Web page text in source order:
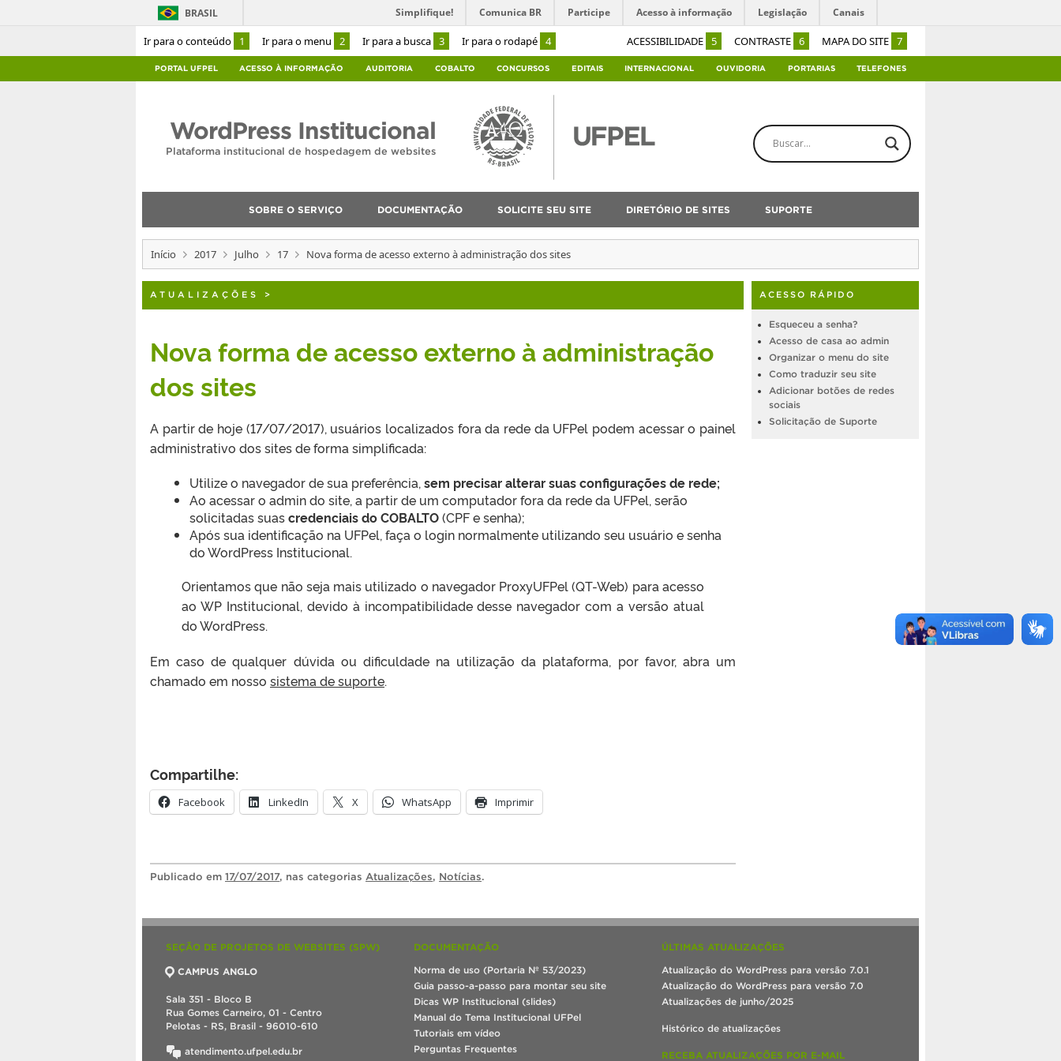
Ir para o conteúdo 1 Ir para o menu 2 Ir para a busca 3 Ir para o rodapé 4 ACESSIBILIDADE 5 CONTRASTE 6 MAPA DO SITE 7
BRASIL Simplifique! Comunica BR Participe Acesso à informação Legislação Canais
PORTAL UFPEL ACESSO À INFORMAÇÃO AUDITORIA COBALTO CONCURSOS EDITAIS INTERNACIONAL OUVIDORIA PORTARIAS TELEFONES
WordPress Institucional
Plataforma institucional de hospedagem de websites
SOBRE O SERVIÇO DOCUMENTAÇÃO SOLICITE SEU SITE DIRETÓRIO DE SITES SUPORTE
Início 2017 Julho 17 Nova forma de acesso externo à administração dos sites
ATUALIZAÇÕES >
Nova forma de acesso externo à administração
dos sites
A partir de hoje (17/07/2017), usuários localizados fora da rede da UFPel podem acessar o painel
administrativo dos sites de forma simplificada:
Utilize o navegador de sua preferência, sem precisar alterar suas configurações de rede;
Ao acessar o admin do site, a partir de um computador fora da rede da UFPel, serão
solicitadas suascredenciais do COBALTO(CPF e senha);
Após sua identificação na UFPel, faça o login normalmente utilizando seu usuário e senha
do WordPress Institucional.
Orientamos que não seja mais utilizado o navegador ProxyUFPel (QT-Web) para acesso
ao WP Institucional, devido à incompatibilidade desse navegador com a versão atual
do WordPress.
Em caso de qualquer dúvida ou dificuldade na utilização da plataforma, por favor, abra um
chamado em nosso sistema de suporte.
Compartilhe:
Facebook LinkedIn X WhatsApp Imprimir
Publicado em 17/07/2017, nas categorias Atualizações, Notícias.
ACESSO RÁPIDO
Esqueceu a senha?
Acesso de casa ao admin
Organizar o menu do site
Como traduzir seu site
Adicionar botões de redes
sociais
Solicitação de Suporte
SEÇÃO DE PROJETOS DE WEBSITES (SPW)
CAMPUS ANGLO
Sala 351 - Bloco B
Rua Gomes Carneiro, 01 - Centro
Pelotas - RS, Brasil - 96010-610
atendimento.ufpel.edu.br
DOCUMENTAÇÃO
Norma de uso (Portaria Nº 53/2023)
Guia passo-a-passo para montar seu site
Dicas WP Institucional (slides)
Manual do Tema Institucional UFPel
Tutoriais em vídeo
Perguntas Frequentes
ÚLTIMAS ATUALIZAÇÕES
Atualização do WordPress para versão 7.0.1
Atualização do WordPress para versão 7.0
Atualizações de junho/2025
Histórico de atualizações
RECEBA ATUALIZAÇÕES POR E-MAIL